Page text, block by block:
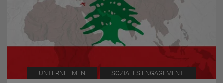
UNTERNEHMEN SOZIALES ENGAGEMENT